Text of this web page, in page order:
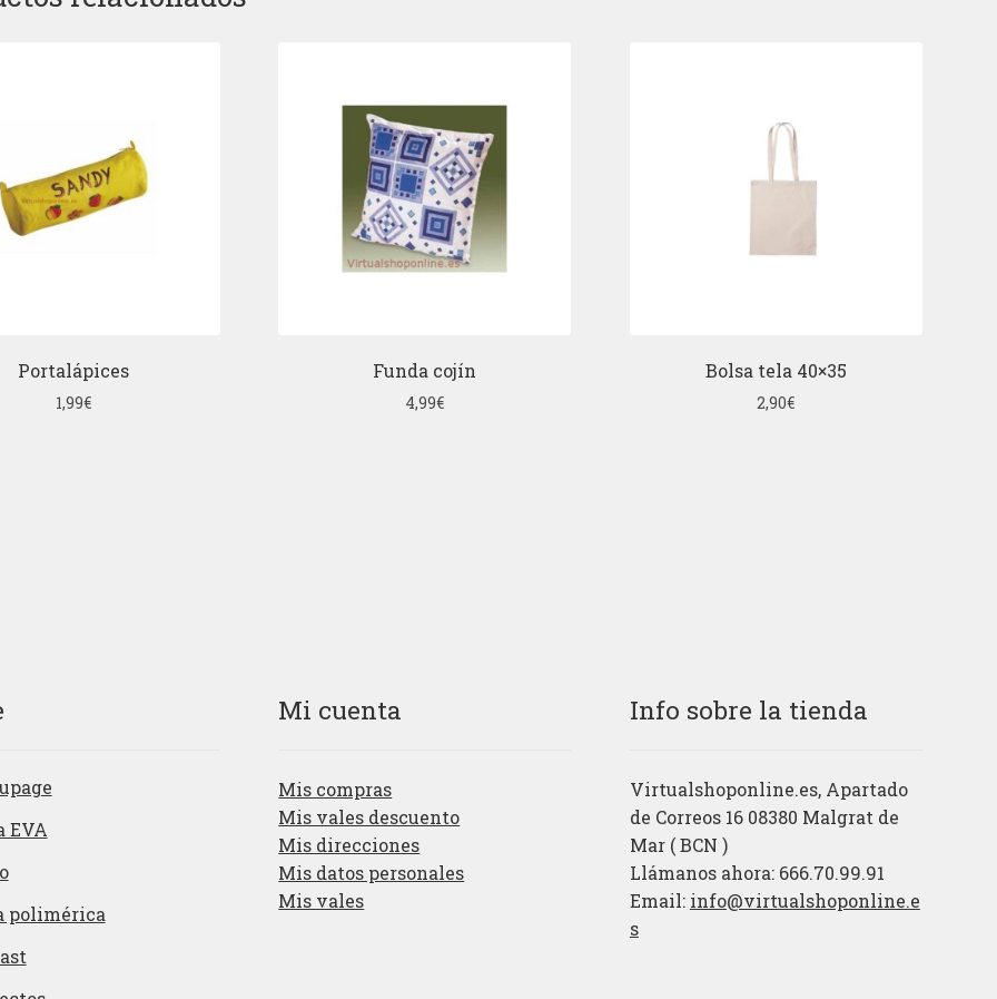
Portalápices
1,99€
Funda cojín
4,99€
Bolsa tela 40×35
2,90€
EVA
polimérica
Mi cuenta
Mis compras
Mis vales descuento
Mis direcciones
Mis datos personales
Mis vales
Info sobre la tienda
Virtualshoponline.es, Apartado
de Correos 16 08380 Malgrat de
Mar ( BCN )
Llámanos ahora: 666.70.99.91
Email: info@virtualshoponline.e
s